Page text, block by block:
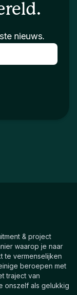
nieuws.
& project
waarop je naar
te vermenselijken
beroepen met
traject van
onszelf als gelukkig